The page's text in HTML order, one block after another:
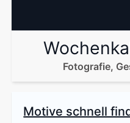
Fotografie,
Motive schnell